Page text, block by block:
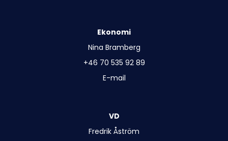
Ekonomi
Nina Bramberg
+46 70 535 92 89
E-mail
VD
Fredrik Åström